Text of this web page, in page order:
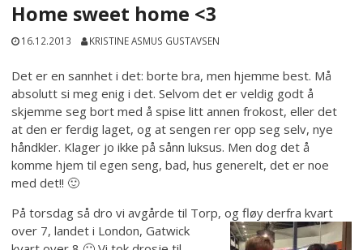
Home sweet home <3
16.12.2013 KRISTINE ASMUS GUSTAVSEN
Det er en sannhet i det: borte bra, men hjemme best. Må
absolutt si meg enig i det. Selvom det er veldig godt å
skjemme seg bort med å spise litt annen frokost, eller det
at den er ferdig laget, og at sengen rer opp seg selv, nye
håndkler. Klager jo ikke på sånn luksus. Men dog det å
komme hjem til egen seng, bad, hus generelt, det er noe
med det!! 🙂
På torsdag så dro vi avgårde til Torp, og fløy derfra kvart
over 7, landet i London, Gatwick